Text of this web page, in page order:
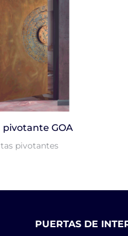
GOA
pivotantes
PUERTAS DE